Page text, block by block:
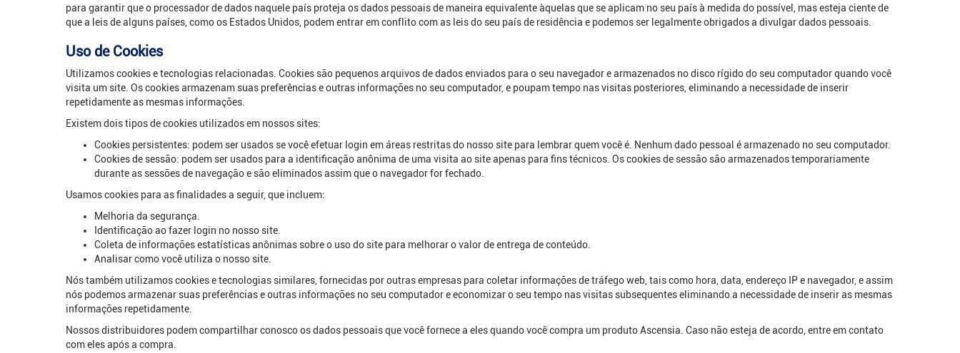
para garantir que o processador de dados naquele país proteja os dados pessoais de maneira equivalente àquelas que se aplicam no seu país à medida do possível, mas esteja ciente de
que a leis de alguns países, como os Estados Unidos, podem entrar em conflito com as leis do seu país de residência e podemos ser legalmente obrigados a divulgar dados pessoais.
Uso de Cookies
Utilizamos cookies e tecnologias relacionadas. Cookies são pequenos arquivos de dados enviados para o seu navegador e armazenados no disco rígido do seu computador quando você
visita um site. Os cookies armazenam suas preferências e outras informações no seu computador, e poupam tempo nas visitas posteriores, eliminando a necessidade de inserir
repetidamente as mesmas informações.
Existem dois tipos de cookies utilizados em nossos sites:
Cookies persistentes: podem ser usados se você efetuar login em áreas restritas do nosso site para lembrar quem você é. Nenhum dado pessoal é armazenado no seu computador.
Cookies de sessão: podem ser usados para a identificação anônima de uma visita ao site apenas para fins técnicos. Os cookies de sessão são armazenados temporariamente
durante as sessões de navegação e são eliminados assim que o navegador for fechado.
Usamos cookies para as finalidades a seguir, que incluem:
Melhoria da segurança.
Identificação ao fazer login no nosso site.
Coleta de informações estatísticas anônimas sobre o uso do site para melhorar o valor de entrega de conteúdo.
Analisar como você utiliza o nosso site.
Nós também utilizamos cookies e tecnologias similares, fornecidas por outras empresas para coletar informações de tráfego web, tais como hora, data, endereço IP e navegador, e assim
nós podemos armazenar suas preferências e outras informações no seu computador e economizar o seu tempo nas visitas subsequentes eliminando a necessidade de inserir as mesmas
informações repetidamente.
Nossos distribuidores podem compartilhar conosco os dados pessoais que você fornece a eles quando você compra um produto Ascensia. Caso não esteja de acordo, entre em contato
com eles após a compra.